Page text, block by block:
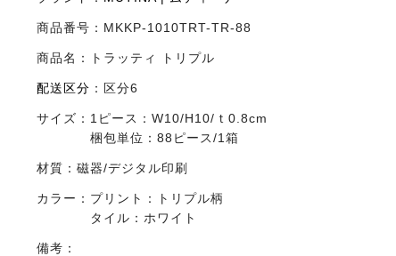
商品番号： MKKP-1010TRT-TR-88
商品名： トラッティ トリプル
配送区分 ： 区分6
サイズ： 1ピース：W10/H10/ｔ0.8cm
梱包単位：88ピース/1箱
材質： 磁器/デジタル印刷
カラー： プリント：トリプル柄
タイル：ホワイト
備考：